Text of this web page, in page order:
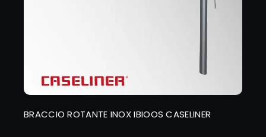
BRACCIO ROTANTE INOX IBIOOS CASELINER